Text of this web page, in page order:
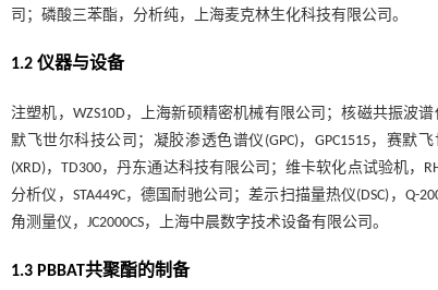
司；磷酸三苯酯，分析纯，上海麦克林生化科技有限公司。
1.2 仪器与设备
注塑机，WZS10D，上海新硕精密机械有限公司；核磁共振波
默飞世尔科技公司；凝胶渗透色谱仪(GPC)，GPC1515，赛默
(XRD)，TD300，丹东通达科技有限公司；维卡软化点试验机，
分析仪，STA449C，德国耐驰公司；差示扫描量热仪(DSC)，
角测量仪，JC2000CS，上海中晨数字技术设备有限公司。
1.3 PBBAT共聚酯的制备